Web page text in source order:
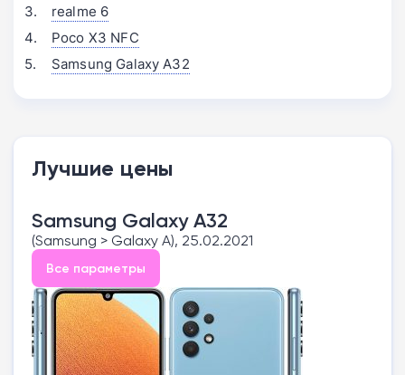
realme 6
Poco X3 NFC
Samsung Galaxy A32
Лучшие цены
Samsung Galaxy A32
(Samsung > Galaxy A), 25.02.2021
Все параметры